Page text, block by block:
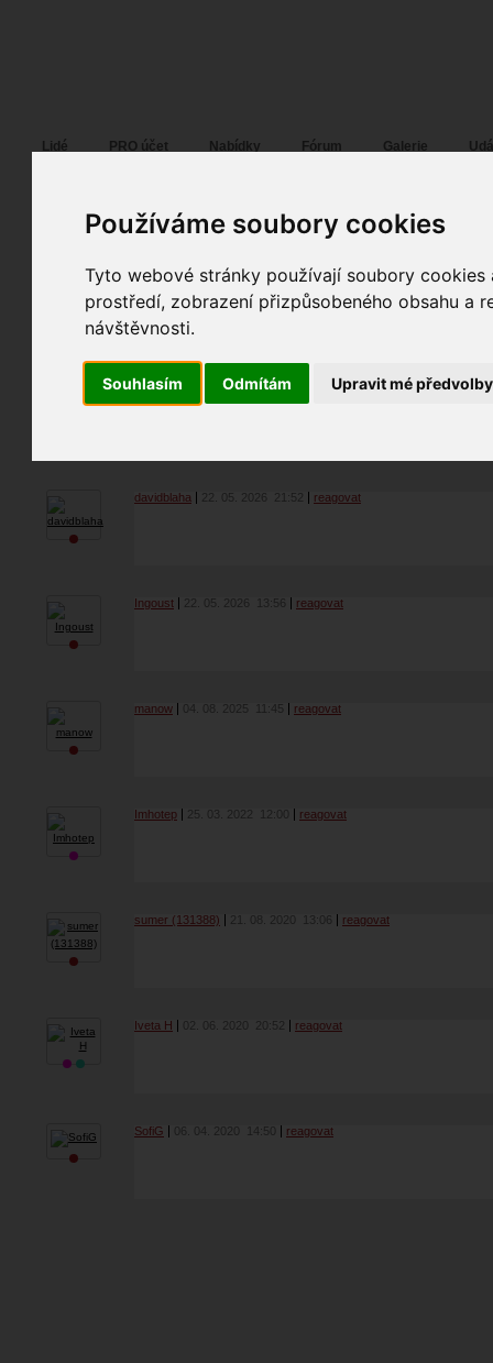
Používáme soubory cookies
Tyto webové stránky používají soubory
prostředí, zobrazení přizpůsobeného obsahu a
návštěvnosti.
Souhlasím Odmítám Upravit mé předvolby
Lidé PRO účet Nabídky Fórum Galerie
Christian 01. 05. 2019 12:12 portrét móda
Dreams of my streets
fotografováno fotky autora
davidblaha 22. 05. 2026 21:52 reagovat
Ingoust 22. 05. 2026 13:56 reagovat
manow 04. 08. 2025 11:45 reagovat
Imhotep 25. 03. 2022 12:00 reagovat
sumer (131388) 13:06 reagovat
Iveta H 20:52 reagovat
SofiG 06. 04. 2020 14:50 reagovat